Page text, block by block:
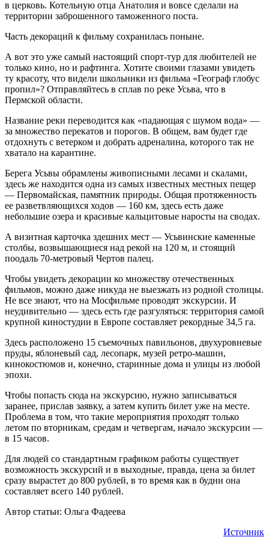
в церковь. Котельную отца Анатолия и вовсе сделали на
территории заброшенного таможенного поста.
Часть декораций к фильму сохранилась поныне.
А вот это уже самый настоящий спорт-тур для любителей не
только кино, но и рафтинга. Хотите своими глазами увидеть
ту красоту, что видели школьники из фильма «Географ глобус
пропил»? Отправляйтесь в сплав по реке Усьва, что в
Пермской области.
Название реки переводится как «падающая с шумом вода» —
за множество перекатов и порогов. В общем, вам будет где
отдохнуть с ветерком и добрать адреналина, которого так не
хватало на карантине.
Берега Усьвы обрамлены живописными лесами и скалами,
здесь же находится одна из самых известных местных пещер
— Первомайская, памятник природы. Общая протяженность
ее разветвляющихся ходов — 160 км, здесь есть даже
небольшие озера и красивые кальцитовые наросты на сводах.
А визитная карточка здешних мест — Усьвинские каменные
столбы, возвышающиеся над рекой на 120 м, и стоящий
поодаль 70-метровый Чертов палец.
Чтобы увидеть декорации ко множеству отечественных
фильмов, можно даже никуда не выезжать из родной столицы.
Не все знают, что на Мосфильме проводят экскурсии. И
неудивительно — здесь есть где разгуляться: территория самой
крупной киностудии в Европе составляет рекордные 34,5 га.
Здесь расположено 15 съемочных павильонов, двухуровневые
пруды, яблоневый сад, лесопарк, музей ретро-машин,
кинокостюмов и, конечно, старинные дома и улицы из любой
эпохи.
Чтобы попасть сюда на экскурсию, нужно записываться
заранее, прислав заявку, а затем купить билет уже на месте.
Проблема в том, что такие мероприятия проходят только
летом по вторникам, средам и четвергам, начало экскурсии —
в 15 часов.
Для людей со стандартным графиком работы существует
возможность экскурсий и в выходные, правда, цена за билет
сразу вырастет до 800 рублей, в то время как в будни она
составляет всего 140 рублей.
Автор статьи: Ольга Фадеева
Источник